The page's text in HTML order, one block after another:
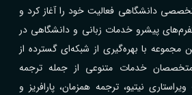
دانشگاهی فعالیت خود را آغاز کرد و
پیشرو خدمات زبانی و دانشگاهی در
با بهره‌گیری از شبکه‌ای گسترده از
متخصصان خدمات متنوعی از جمله ترجمه
نیتیو، ترجمه همزمان، پارافریز و